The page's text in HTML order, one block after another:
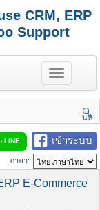
CRM, ERP
Support
T
o
g
e
n
a
v
i
a
นห
า
เข้าระบบ
LINE
ภาษา:
E-Commerce